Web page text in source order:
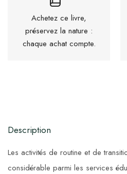
Achetez ce livre,
préservez la nature :
chaque achat compte.
Description
Les activités de routine et de
considérable parmi les services